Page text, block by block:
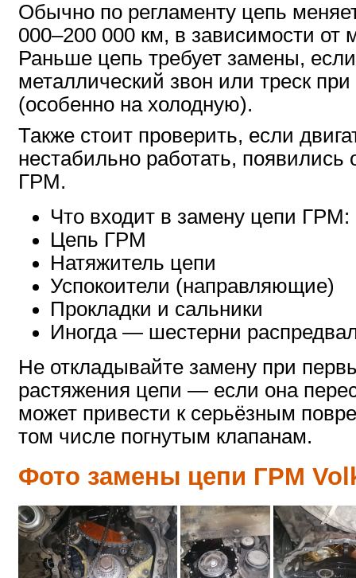
Обычно по регламенту цепь
000–200 000 км, в зависимости от
Раньше цепь требует замены,
металлический звон или треск при
(особенно на холодную).
Также стоит проверить, если
нестабильно работать,
ГРМ.
Что входит в замену цепи ГРМ:
Цепь ГРМ
Натяжитель цепи
Успокоители (направляющие)
Прокладки и сальники
Иногда — шестерни
Не откладывайте замену при
растяжения цепи — если она
может привести к серьёзным
том числе погнутым клапанам.
Фото замены цепи ГРМ